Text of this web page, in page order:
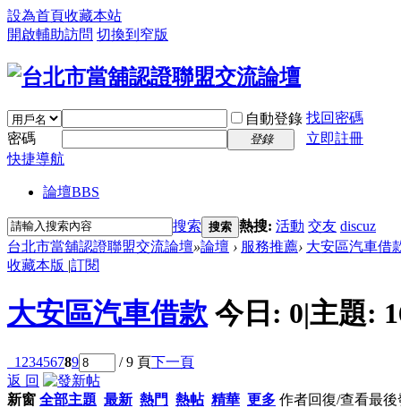
設為首頁收藏本站
開啟輔助訪問 切換到窄版
自動登錄 找回密碼
密碼
登錄
立即註冊
快捷導航
論壇BBS
搜索 搜索 熱搜: 活動 交友 discuz
台北市當舖認證聯盟交流論壇»論壇 › 服務推薦› 大安區汽車借
收藏本版 |訂閱
大安區汽車借款 今日: 0|主題:
1 23456789 / 9 頁下一頁
返 回
新窗 全部主題 最新 熱門 熱帖 精華 更多 作者回復/查看最後